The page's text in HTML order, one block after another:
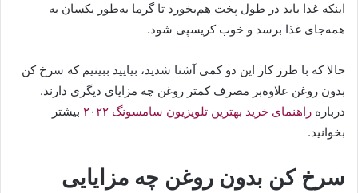
اینکه غذا باید در طول پخت هم‌بخورد تا گرما به‌طور یکسان به
همه‌جای غذا برسد و خوب کریسپی شود.
حالا که با طرز کار این دو کمی آشنا شدید، بیایید ببینیم که سرخ کن
بدون روغن علاوه‌بر مصرف کمتر روغن چه مزایای دیگری دارند.
درباره راهنمای خرید بهترین تلویزیون سامسونگ ۲۰۲۲
بیشتر
بخوانید.
سرخ کن بدون روغن چه مزایایی